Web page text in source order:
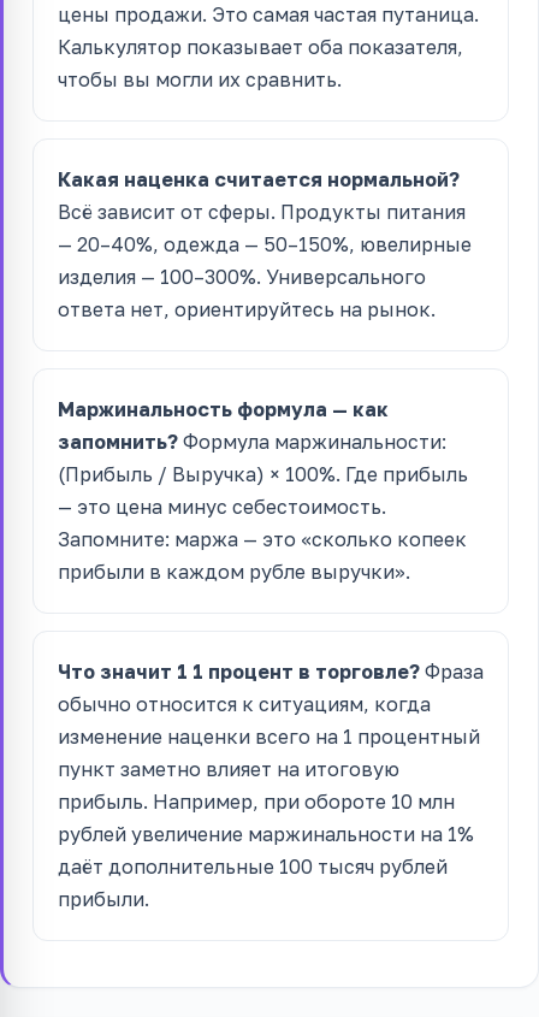
цены продажи. Это самая частая путаница.
Калькулятор показывает оба показателя,
чтобы вы могли их сравнить.
Какая наценка считается нормальной?
Всё зависит от сферы. Продукты питания
— 20–40%, одежда — 50–150%, ювелирные
изделия — 100–300%. Универсального
ответа нет, ориентируйтесь на рынок.
Маржинальность формула — как
запомнить? Формула маржинальности:
(Прибыль / Выручка) × 100%. Где прибыль
— это цена минус себестоимость.
Запомните: маржа — это «сколько копеек
прибыли в каждом рубле выручки».
Что значит 1 1 процент в торговле? Фраза
обычно относится к ситуациям, когда
изменение наценки всего на 1 процентный
пункт заметно влияет на итоговую
прибыль. Например, при обороте 10 млн
рублей увеличение маржинальности на 1%
даёт дополнительные 100 тысяч рублей
прибыли.